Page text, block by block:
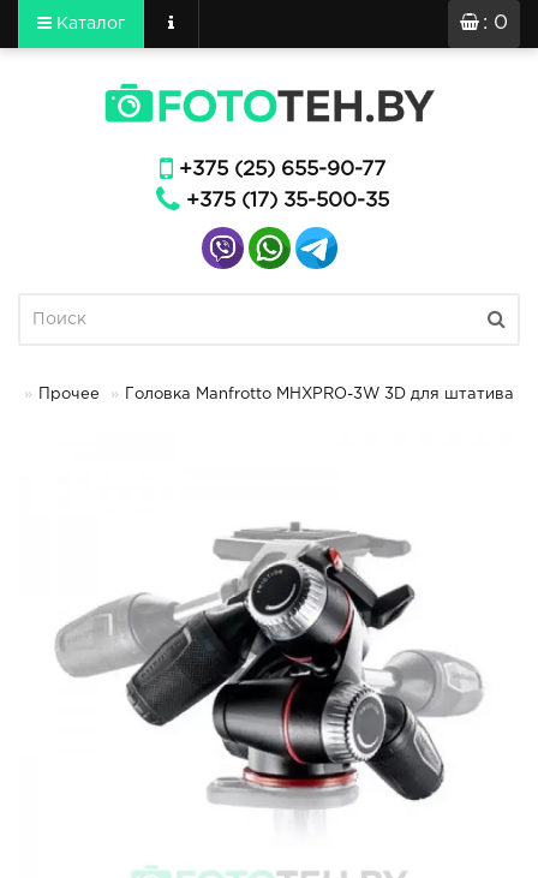
: 0
Каталог
+375 (25) 655-90-77
+375 (17) 35-500-35
Прочее Головка Manfrotto MHXPRO-3W 3D для штатива